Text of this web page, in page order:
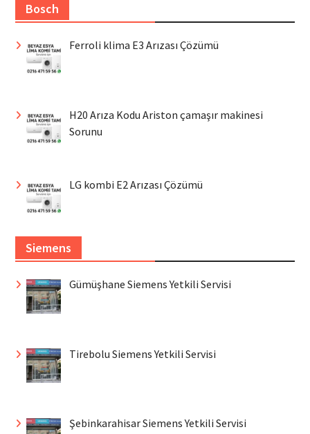
Bosch
Ferroli klima E3 Arızası Çözümü
H20 Arıza Kodu Ariston çamaşır makinesi
Sorunu
LG kombi E2 Arızası Çözümü
Siemens
Gümüşhane Siemens Yetkili Servisi
Tirebolu Siemens Yetkili Servisi
Şebinkarahisar Siemens Yetkili Servisi